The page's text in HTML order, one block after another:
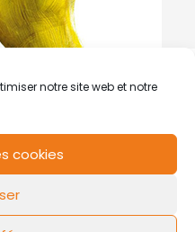
notre site web et notre
cookies
de cookies